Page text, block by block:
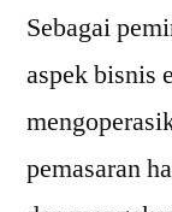
Sebagai
aspek bisnis
pemasaran